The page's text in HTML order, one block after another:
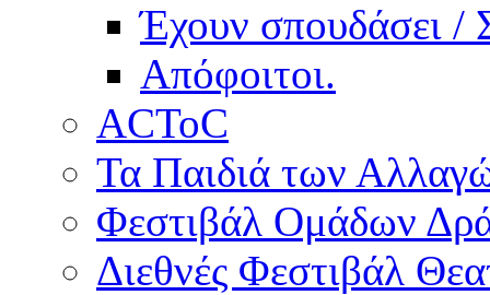
Έχουν σπουδάσει /
Απόφοιτοι.
ACToC
Τα Παιδιά των
Φεστιβάλ Ομάδων
Διεθνές Φεστιβάλ